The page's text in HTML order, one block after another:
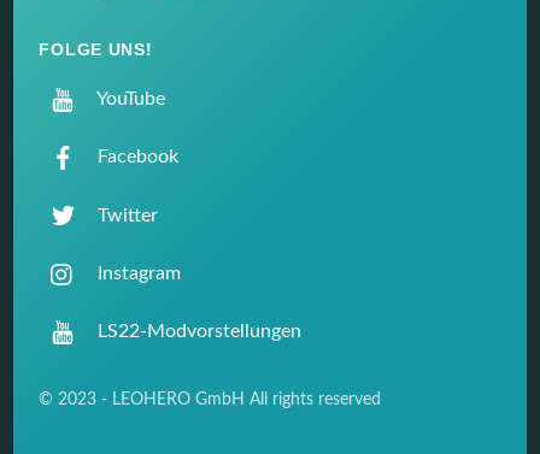
FOLGE UNS!
YouTube
Facebook
Twitter
Instagram
LS22-Modvorstellungen
© 2023 - LEOHERO GmbH All rights reserved